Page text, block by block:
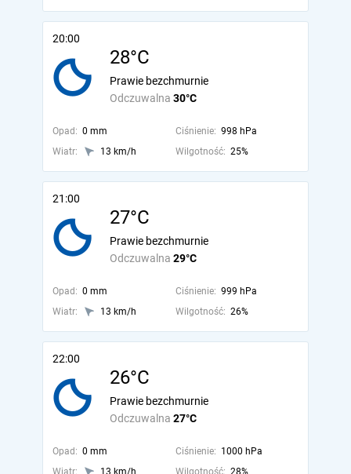
20:00
28°C
Odczuwalna 30°C
Prawie bezchmurnie
Opad: 0 mm Ciśnienie: 998 hPa
Wiatr:
13 km/h Wilgotność: 25%
21:00
27°C
Odczuwalna 29°C
Prawie bezchmurnie
Opad: 0 mm Ciśnienie: 999 hPa
Wiatr:
13 km/h Wilgotność: 26%
22:00
26°C
Odczuwalna 27°C
Prawie bezchmurnie
Opad: 0 mm Ciśnienie: 1000 hPa
Wiatr:
13 km/h Wilgotność: 28%